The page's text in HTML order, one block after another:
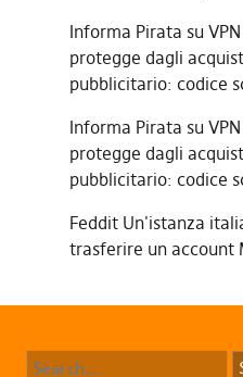
Informa Pirata su
protegge dagli
pubblicitario: codice
Informa Pirata su
protegge dagli
pubblicitario: codice
Feddit Un'istanza
trasferire un account